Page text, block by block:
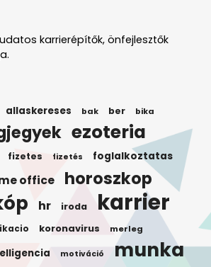
karrierépítők, önfejlesztők
allaskereses bak ber bika
ezoteria
fizetes fizetés foglalkoztatas
office horoszkop
hr iroda karrier
koronavirus merleg
motiváció munka